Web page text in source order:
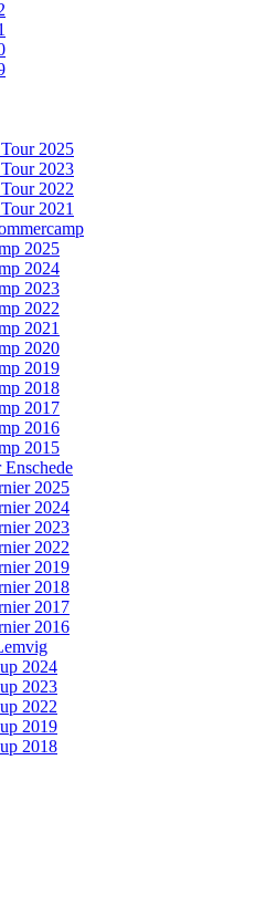
2025
2023
2022
2021
2025
2024
2023
2022
2021
2020
2019
2018
2017
2016
2015
2025
2024
2023
2022
2019
2018
2017
2016
2024
2023
2022
2019
2018